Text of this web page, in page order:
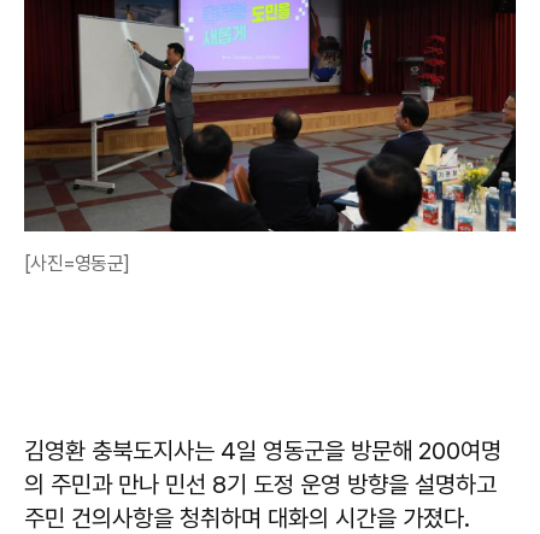
[사진=영동군]
김영환 충북도지사는 4일 영동군을 방문해 200여명
의 주민과 만나 민선 8기 도정 운영 방향을 설명하고
주민 건의사항을 청취하며 대화의 시간을 가졌다.